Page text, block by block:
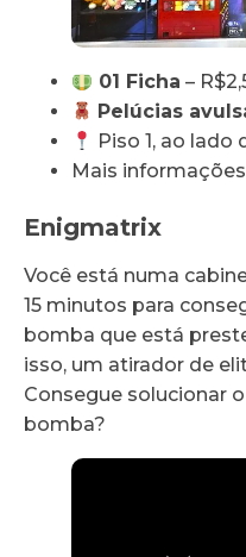
01 Ficha –
Pelúcias
Piso 1, ao lado
Mais
Enigmatrix
Você está numa
15 minutos para
bomba que está
isso, um atirador de
Consegue solucionar
bomba?